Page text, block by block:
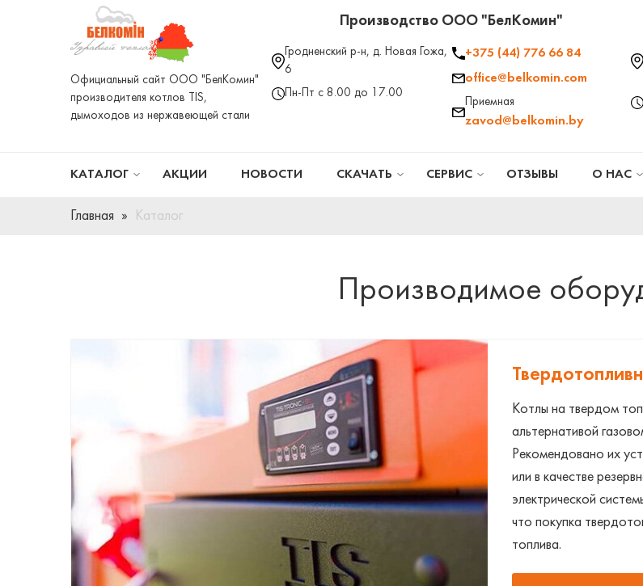
Официальный сайт ООО "БелКомин"
производителя котлов TIS,
дымоходов из нержавеющей стали
Производство ООО "БелКомин"
Гродненский р-н, д. Новая Гожа,
6
Пн-Пт с 8.00 до 17.00
+375 (44) 776 66 84
office@belkomin.com
Приемная
zavod@belkomin.by
КАТАЛОГ АКЦИИ НОВОСТИ СКАЧАТЬ СЕРВИС ОТЗЫВЫ О НАС
Главная Каталог
Производимое
Котлы на твердом
альтернативой
Рекомендовано их
или в качестве
электрической
что покупка
топлива.
ЗАКАЗАТЬ ЗВОНОК
Продолжая, вы соглашаетесь с политикой